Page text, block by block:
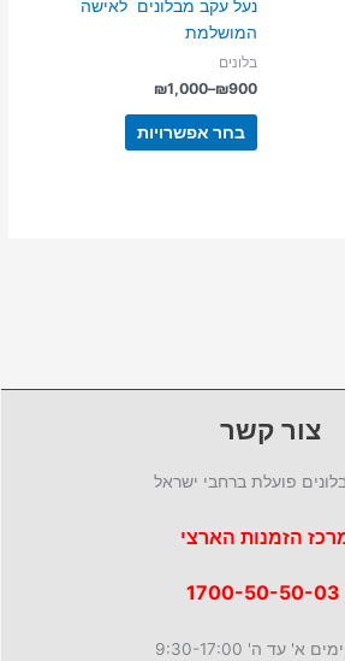
נעל עקב מבלונים לאישה
המושלמת
בלונים
₪900
–
₪1,000
טווח
בחר אפשרויות
למוצר
זה
צור קשר
פועלת ברחבי ישראל
הזמנות הארצי
א' עד ה' 9:30-17:00